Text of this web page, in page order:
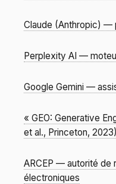
Claude (Anthropic) —
Perplexity AI —
Google Gemini —
« GEO: Generative
et al., Princeton, 2023)
ARCEP — autorité de
électroniques